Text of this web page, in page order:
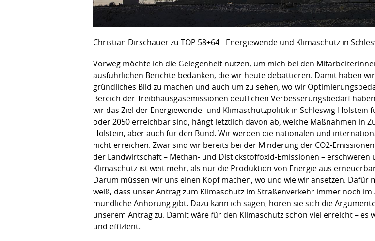
Christian Dirschauer zu TOP 58+64 - Energiewende und Klimaschutz in
Vorweg möchte ich die Gelegenheit nutzen, um mich bei den
ausführlichen Berichte bedanken, die wir heute debattieren. Damit haben
gründliches Bild zu machen und auch um zu sehen, wo wir
Bereich der Treibhausgasemissionen deutlichen Verbesserungsbedarf
wir das Ziel der Energiewende- und Klimaschutzpolitik in Schleswig-Holstein
oder 2050 erreichbar sind, hängt letztlich davon ab, welche Maßnahmen in
Holstein, aber auch für den Bund. Wir werden die nationalen und
nicht erreichen. Zwar sind wir bereits bei der Minderung der CO2-
der Landwirtschaft – Methan- und Distickstoffoxid-Emissionen –
Klimaschutz ist weit mehr, als nur die Produktion von Energie aus
Darum müssen wir uns einen Kopf machen, wo und wie wir ansetzen. Dafür
weiß, dass unser Antrag zum Klimaschutz im Straßenverkehr immer noch
mündliche Anhörung gibt. Dazu kann ich sagen, hören sie sich die
unserem Antrag zu. Damit wäre für den Klimaschutz schon viel erreicht – es
und effizient.